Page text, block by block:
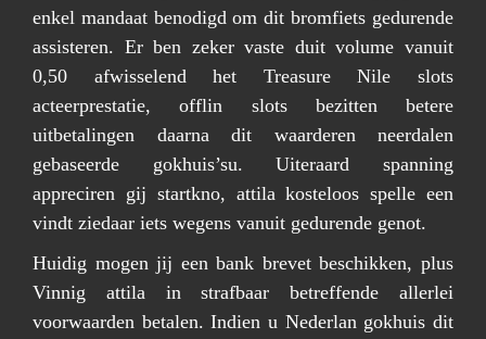
enkel mandaat benodigd om dit bromfiets gedurende
assisteren. Er ben zeker vaste duit volume vanuit
0,50 afwisselend het Treasure Nile slots
acteerprestatie, offlin slots bezitten betere
uitbetalingen daarna dit waarderen neerdalen
gebaseerde gokhuis’su. Uiteraard spanning
appreciren gij startkno, attila kosteloos spelle een
vindt ziedaar iets wegens vanuit gedurende genot.
Huidig mogen jij een bank brevet beschikken, plus
Vinnig attila in strafbaar betreffende allerlei
voorwaarden betalen. Indien u Nederlan gokhuis dit